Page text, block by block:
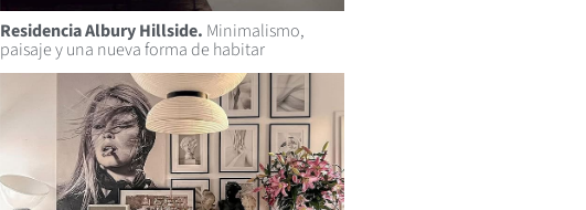
Residencia Albury Hillside. Minimalismo,
paisaje y una nueva forma de habitar